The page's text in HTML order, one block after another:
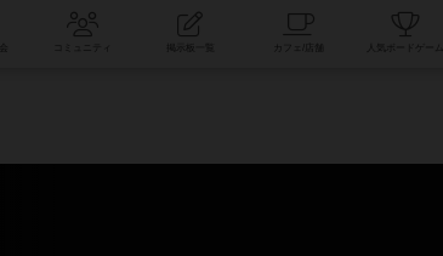
コミュニティ